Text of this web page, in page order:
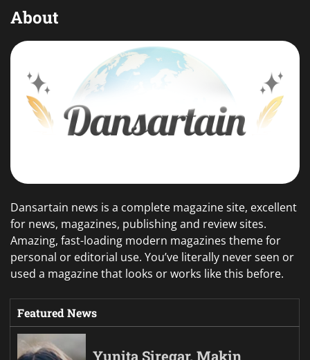
About
Dansartain news is a complete magazine site, excellent
for news, magazines, publishing and review sites.
Amazing, fast-loading modern magazines theme for
personal or editorial use. You’ve literally never seen or
used a magazine that looks or works like this before.
Featured News